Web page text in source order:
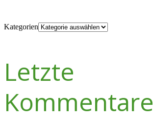
Kategorien
Letzte
Kommentare